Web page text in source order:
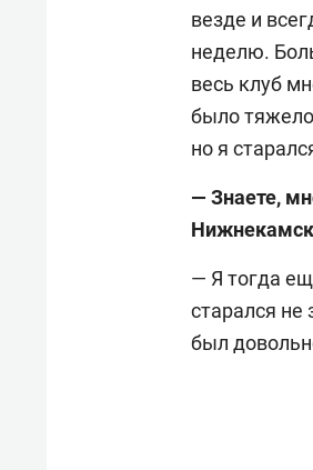
везде и
неделю.
весь клуб
было
но я
— Знаете,
— Я тогда
старался не
был